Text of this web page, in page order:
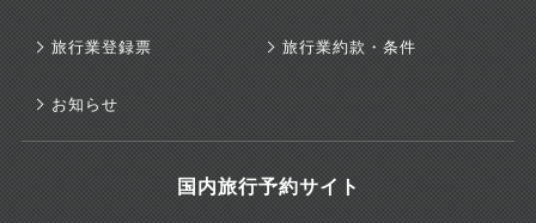
旅行業登録票 旅行業約款・条件
お知らせ
国内旅行予約サイト